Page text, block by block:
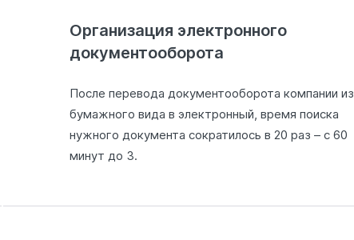
Организация электронного
документооборота
После перевода документооборота компании из
бумажного вида в электронный, время поиска
нужного документа сократилось в 20 раз – с 60
минут до 3.